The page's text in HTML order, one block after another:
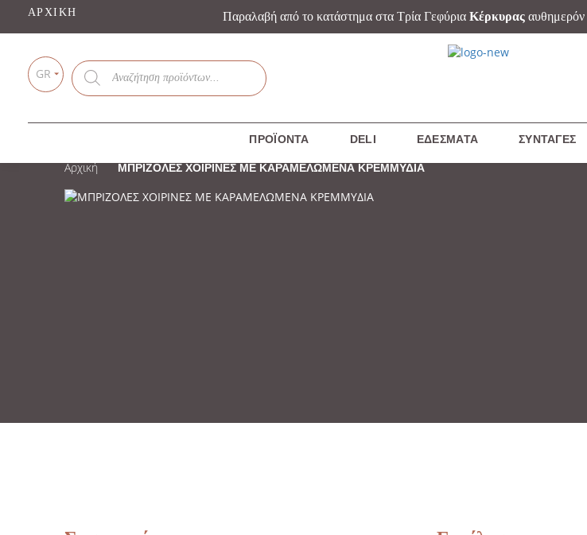
ΑΡΧΙΚΉ Παραλαβή από το κατάστημα στα Τρία Γεφύρια Κέρκυραςαυθημερόν
GR
Products
search
ΠΡΟΪΌΝΤΑ DELI ΕΔΈΣΜΑΤΑ ΣΥΝΤΑΓΈΣ
Αρχική ΜΠΡΙΖΟΛΕΣ ΧΟΙΡΙΝΕΣ ΜΕ ΚΑΡΑΜΕΛΩΜΕΝΑ ΚΡΕΜΜΥΔΙΑ